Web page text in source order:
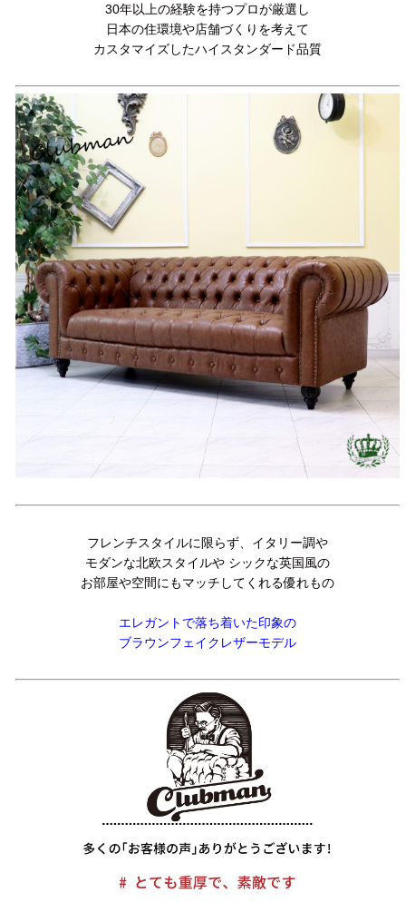
30年以上の経験を持つプロが厳選し
日本の住環境や店舗づくりを考えて
カスタマイズしたハイスタンダード品質
フレンチスタイルに限らず、イタリー調や
モダンな北欧スタイルや シックな英国風の
お部屋や空間にもマッチしてくれる優れもの
エレガントで落ち着いた印象の
ブラウンフェイクレザーモデル